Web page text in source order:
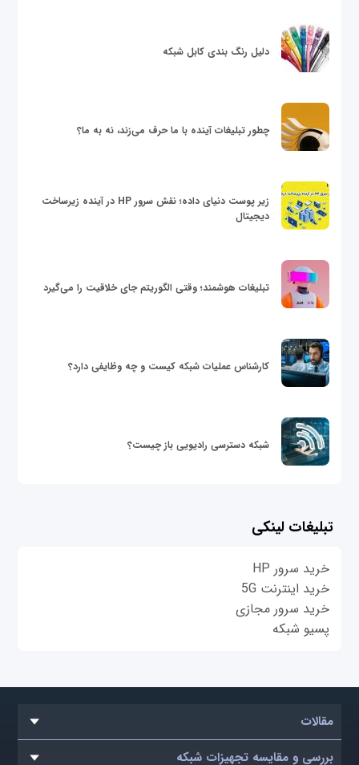
دلیل رنگ بندی کابل شبکه
چطور تبلیغات آینده با ما حرف می‌زند، نه به ما؟
زیر پوست دنیای داده؛ نقش سرور HP در آینده زیرساخت
دیجیتال
تبلیغات هوشمند؛ وقتی الگوریتم جای خلاقیت را می‌گیرد
کارشناس عملیات شبکه کیست و چه وظایفی دارد؟
شبکه دسترسی رادیویی باز چیست؟
تبلیغات لینکی
خرید سرور HP
خرید اینترنت 5G
خرید سرور مجازی
پسیو شبکه
مقالات
بررسی و مقایسه تجهیزات شبکه